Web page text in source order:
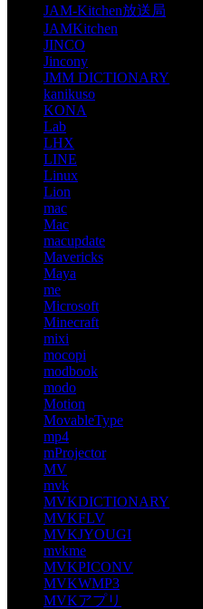
JAM-Kitchen放送局
JAMKitchen
JINCO
Jincony
JMM DICTIONARY
kanikuso
KONA
Lab
LHX
LINE
Linux
Lion
mac
Mac
macupdate
Mavericks
Maya
me
Microsoft
Minecraft
mixi
mocopi
modbook
modo
Motion
MovableType
mp4
mProjector
MV
mvk
MVKDICTIONARY
MVKFLV
MVKJYOUGI
mvkme
MVKPICONV
MVKWMP3
MVKアプリ